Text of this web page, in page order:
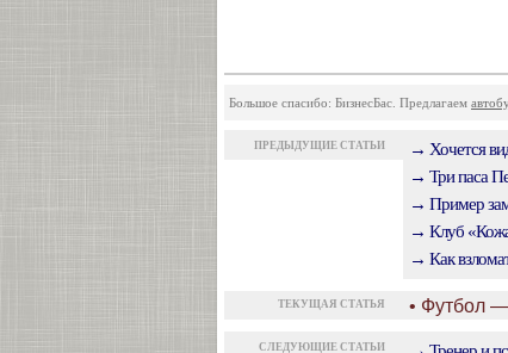
Большое спасибо: БизнесБас. Предлагаем
ПРЕДЫДУЩИЕ СТАТЬИ
→ Хочется
→ Три паса
→ Пример
→ Клуб
→ Как
ТЕКУЩАЯ СТАТЬЯ • Футбол —
СЛЕДУЮЩИЕ СТАТЬИ